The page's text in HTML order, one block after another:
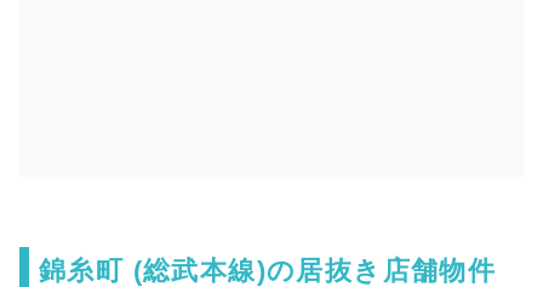
錦糸町 (総武本線)の居抜き店舗物件